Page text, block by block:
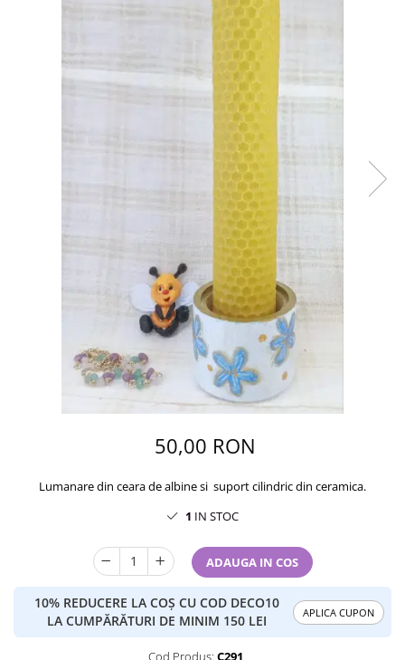
50,00 RON
Lumanare din ceara de albine si suport cilindric din ceramica.
1 IN STOC
ADAUGA IN COS
10% REDUCERE LA COȘ CU COD DECO10
LA CUMPĂRĂTURI DE MINIM 150 LEI
APLICA CUPON
Cod Produs: C291